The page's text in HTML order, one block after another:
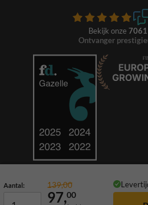
Aantal: 139,00
97,00
Bekijk onze 7061
Ontvanger